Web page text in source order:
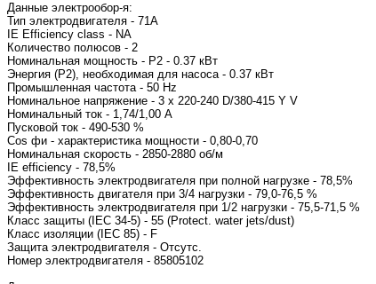
Данные электрообор-я:
Тип электродвигателя - 71A
IE Efficiency class - NA
Количество полюсов - 2
Номинальная мощность - P2 - 0.37 кВт
Энергия (Р2), необходимая для насоса - 0.37 кВт
Промышленная частота - 50 Hz
Номинальное напряжение - 3 x 220-240 D/380-415 Y V
Номинальный ток - 1,74/1,00 A
Пусковой ток - 490-530 %
Cos фи - характеристика мощности - 0,80-0,70
Номинальная скорость - 2850-2880 об/м
IE efficiency - 78,5%
Эффективность электродвигателя при полной нагрузке - 78,5%
Эффективность двигателя при 3/4 нагрузки - 79,0-76,5 %
Эффективность электродвигателя при 1/2 нагрузки - 75,5-71,5 %
Класс защиты (IEC 34-5) - 55 (Protect. water jets/dust)
Класс изоляции (IEC 85) - F
Защита электродвигателя - Отсутс.
Номер электродвигателя - 85805102